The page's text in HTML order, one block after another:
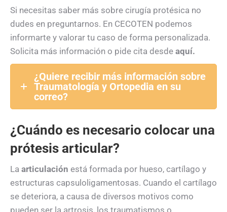
Si necesitas saber más sobre cirugía protésica no
dudes en preguntarnos. En CECOTEN podemos
informarte y valorar tu caso de forma personalizada.
Solicita más información o pide cita desde aquí.
¿Quiere recibir más información sobre
Traumatología y Ortopedia en su
correo?
¿Cuándo es necesario colocar una
prótesis articular?
La articulación está formada por hueso, cartílago y
estructuras capsuloligamentosas. Cuando el cartílago
se deteriora, a causa de diversos motivos como
pueden ser la artrosis, los traumatismos o